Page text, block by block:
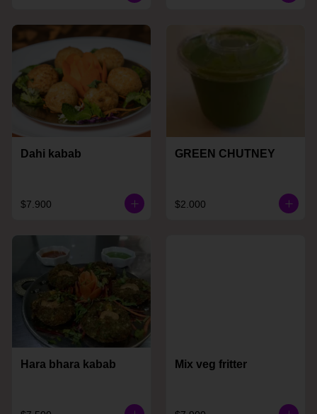
Dahi kabab
$7.900
GREEN CHUTNEY
$2.000
Hara bhara kabab Mix veg fritter